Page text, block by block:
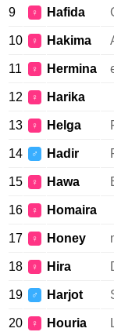
9 ♀ Hafida
10 ♀ Hakima
11 ♀ Hermina
12 ♀ Harika
13 ♀ Helga
14 ♂ Hadir
15 ♀ Hawa
16 ♀ Homaira
17 ♀ Honey
18 ♀ Hira
19 ♂ Harjot
20 ♀ Houria